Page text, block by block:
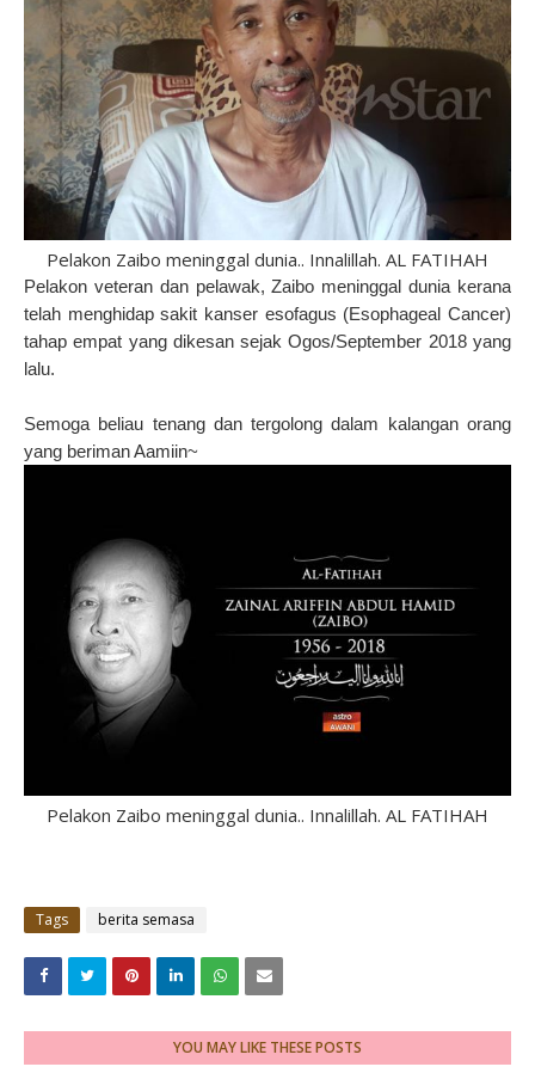
Pelakon Zaibo meninggal dunia.. Innalillah. AL FATIHAH
Pelakon veteran dan pelawak, Zaibo meninggal dunia kerana
telah menghidap sakit kanser esofagus (Esophageal Cancer)
tahap empat yang dikesan sejak Ogos/September 2018 yang
lalu.
Semoga beliau tenang dan tergolong dalam kalangan orang
yang beriman Aamiin~
Pelakon Zaibo meninggal dunia.. Innalillah. AL FATIHAH
Tags berita semasa
YOU MAY LIKE THESE POSTS